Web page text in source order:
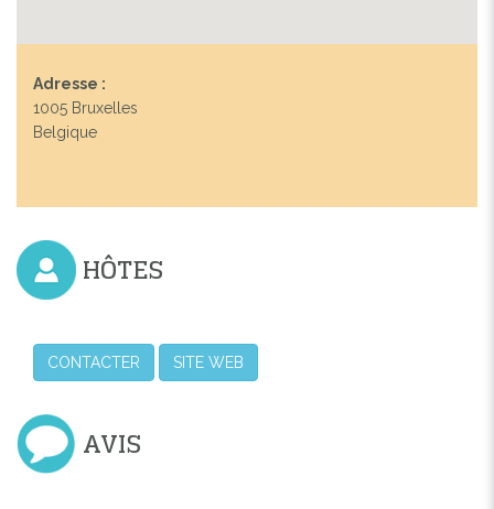
Adresse :
1005 Bruxelles
Belgique
HÔTES
CONTACTER SITE WEB
AVIS